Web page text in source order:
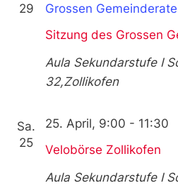
29
Sitzung des Grossen
Grossen
Aula Sekundarstufe I
32,Zollikofen
Sa.
25
Velobörse Zollikofen
25. April, 9:00 - 11:30
Aula Sekundarstufe I